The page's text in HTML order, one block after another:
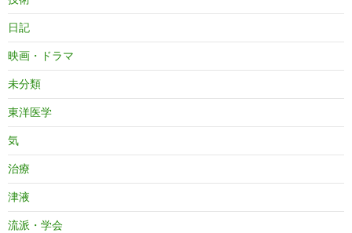
日記
映画・ドラマ
未分類
東洋医学
気
治療
津液
流派・学会